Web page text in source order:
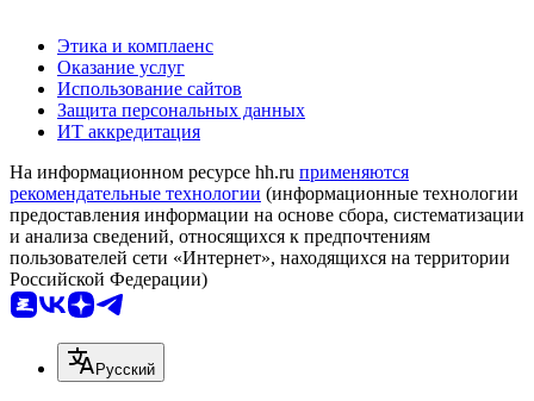
Этика и комплаенс
Оказание услуг
Использование сайтов
Защита персональных данных
ИТ аккредитация
На информационном ресурсе hh.ru применяются
рекомендательные технологии (информационные технологии
предоставления информации на основе сбора, систематизации
и анализа сведений, относящихся к предпочтениям
пользователей сети «Интернет», находящихся на территории
Российской Федерации)
Русский